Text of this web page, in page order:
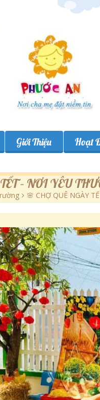
Giới Thiệu Hoạt
– NƠI YÊU
> 🌸 CHỢ QUÊ NGÀY